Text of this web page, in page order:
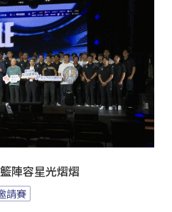
陣容星光熠熠
請賽